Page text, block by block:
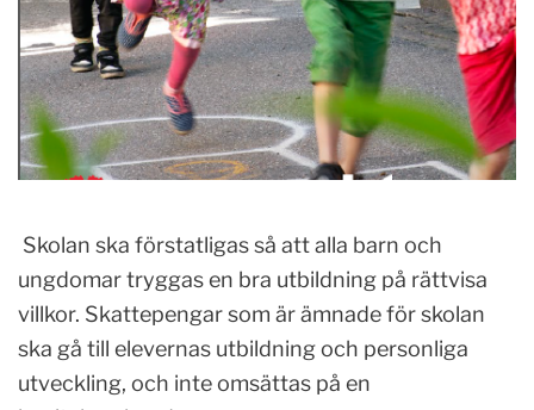
Skolan ska förstatligas så att alla barn och
ungdomar tryggas en bra utbildning på rättvisa
villkor. Skattepengar som är ämnade för skolan
ska gå till elevernas utbildning och personliga
utveckling, och inte omsättas på en